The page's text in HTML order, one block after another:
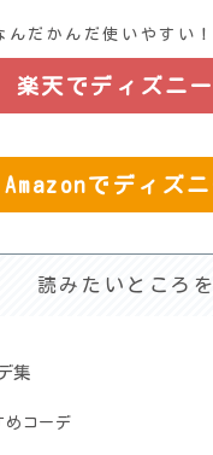
んだかんだ使いやすい
楽天でディズニ
Amazonでディズ
読みたいところ
集
めコーデ